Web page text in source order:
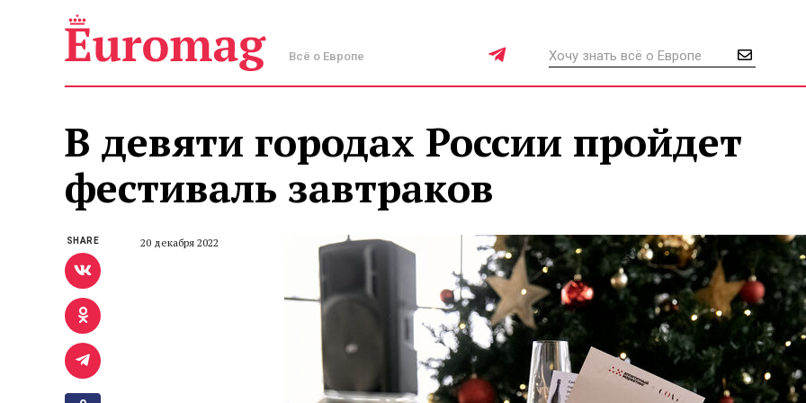
Всё о Европе
В девяти городах России пройдет
фестиваль завтраков
20 декабря 2022
SHARE